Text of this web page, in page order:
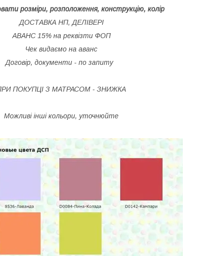
розміри, розположення, конструкцію, колір
ДОСТАВКА НП, ДЕЛІВЕРІ
АВАНС 15% на реквізти ФОП
Чек видаємо на аванс
Договір, документи - по запиту
ПОКУПЦІ З МАТРАСОМ - ЗНИЖКА
Можливі інші кольори, уточнюйте